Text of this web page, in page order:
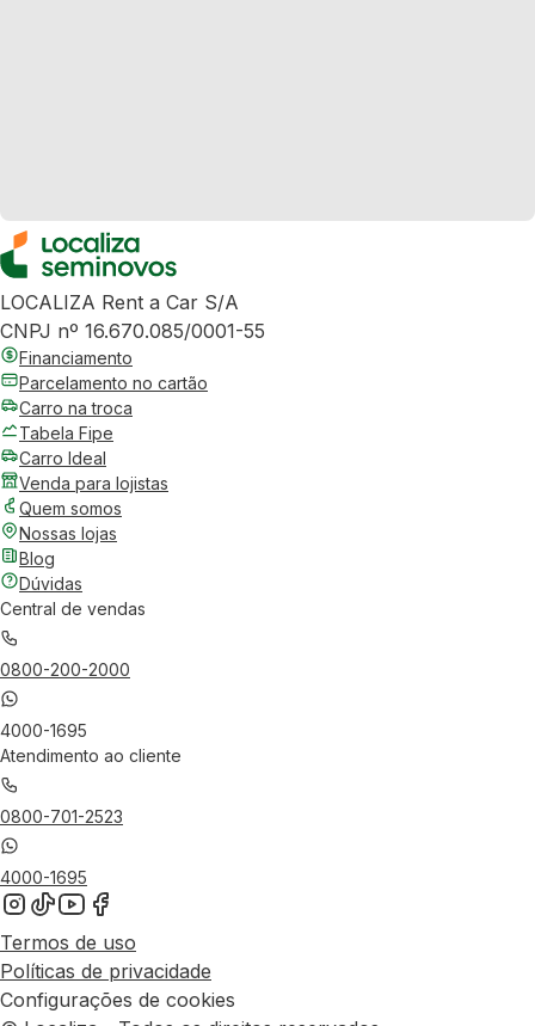
LOCALIZA Rent a Car S/A
CNPJ nº 16.670.085/0001-55
Financiamento
Parcelamento no cartão
Carro na troca
Tabela Fipe
Carro Ideal
Venda para lojistas
Quem somos
Nossas lojas
Blog
Dúvidas
Central de vendas
0800-200-2000
4000-1695
Atendimento ao cliente
0800-701-2523
4000-1695
Termos de uso
Políticas de privacidade
Configurações de cookies